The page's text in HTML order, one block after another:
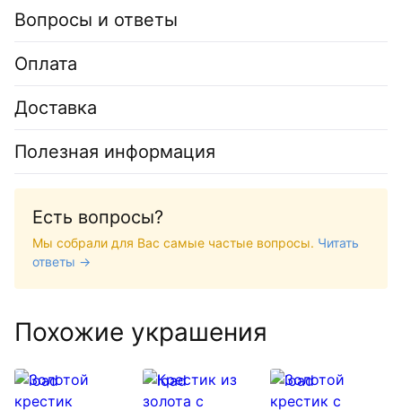
Вопросы и ответы
Оплата
Доставка
Полезная информация
Есть вопросы?
Мы собрали для Вас самые частые вопросы. Читать
ответы →
Похожие украшения